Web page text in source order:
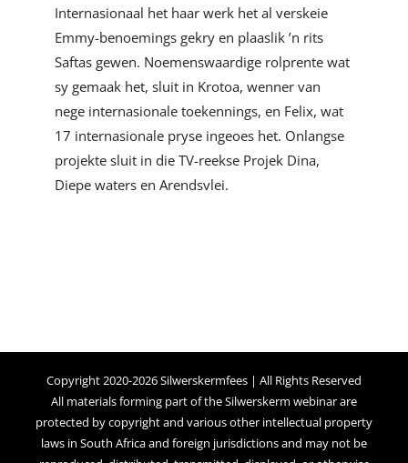
Internasionaal het haar werk het al verskeie
Emmy-benoemings gekry en plaaslik ’n rits
Saftas gewen. Noemenswaardige rolprente wat
sy gemaak het, sluit in Krotoa, wenner van
nege internasionale toekennings, en Felix, wat
17 internasionale pryse ingeoes het. Onlangse
projekte sluit in die TV-reekse Projek Dina,
Diepe waters en Arendsvlei.
Copyright 2020-2026 Silwerskermfees | All Rights Reserved
All materials forming part of the Silwerskerm webinar are
protected by copyright and various other intellectual property
laws in South Africa and foreign jurisdictions and may not be